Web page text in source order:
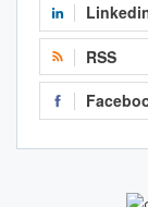
RSS